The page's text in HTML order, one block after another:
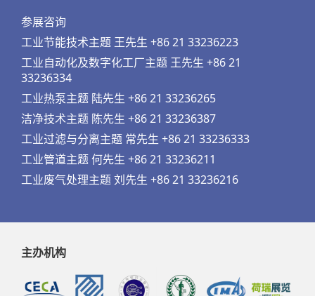
参展咨询
工业节能技术主题 王先生 +86 21 33236223
工业自动化及数字化工厂主题 王先生 +86 21
33236334
工业热泵主题 陆先生 +86 21 33236265
洁净技术主题 陈先生 +86 21 33236387
工业过滤与分离主题 常先生 +86 21 33236333
工业管道主题 何先生 +86 21 33236211
工业废气处理主题 刘先生 +86 21 33236216
主办机构